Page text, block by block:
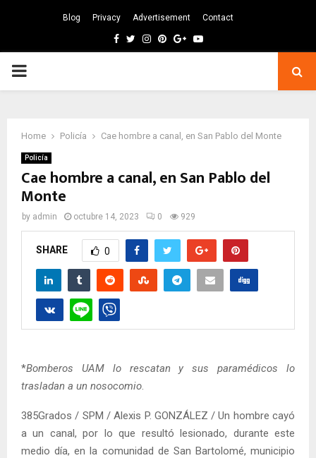
Blog Privacy Advertisement Contact
Facebook
TwitterInstagram
Pinterest
GoogleYoutube
PRIMARY
Home Policía Cae hombre a canal, en San Pablo del Monte
Policía
Cae hombre a canal, en San Pablo del
Monte
by admin octubre 14, 2023 0 929
SHARE 0
*Bomberos UAM lo rescatan y sus paramédicos lo
trasladan a un nosocomio
385Grados / SPM / Alexis P. GONZÁLEZ / Un hombre cayó
a un canal, por lo que resultó lesionado, durante este
medio día, en la comunidad de San Bartolomé, municipio